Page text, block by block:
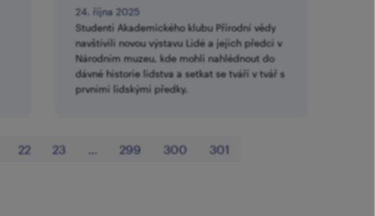
24. října 2025
Studenti Akademického klubu Přírodní vědy
navštívili novou výstavu Lidé a jejich předci v
Národním muzeu, kde mohli nahlédnout do
dávné historie lidstva a setkat se tváří v tvář s
prvními lidskými předky.
22 23 299 300
301